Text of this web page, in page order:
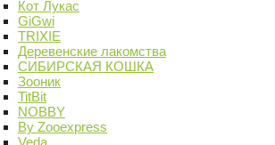
Кот Лукас
GiGwi
TRIXIE
Деревенские лакомства
СИБИРСКАЯ КОШКА
Зооник
TitBit
NOBBY
By Zooexpress
Veda